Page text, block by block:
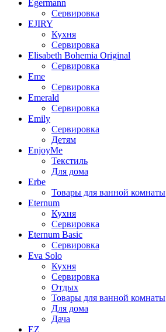
Egermann
Сервировка
EJIRY
Кухня
Сервировка
Elisabeth Bohemia Original
Сервировка
Eme
Сервировка
Emerald
Сервировка
Emily
Сервировка
Детям
EnjoyMe
Текстиль
Для дома
Erbe
Товары для ванной комнаты
Eternum
Кухня
Сервировка
Eternum Basic
Сервировка
Eva Solo
Кухня
Сервировка
Отдых
Товары для ванной комнаты
Для дома
Дача
EZ